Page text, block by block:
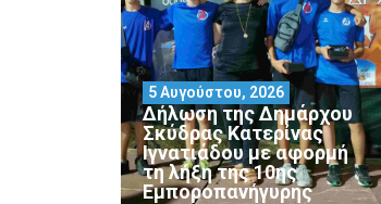
Δήλωση της Δημάρχου
Σκύδρας Κατερίνας
Ιγνατιάδου με αφορμή
τη λήξη της 10ης
Εμποροπανήγυρης
5 Αυγούστου, 2026